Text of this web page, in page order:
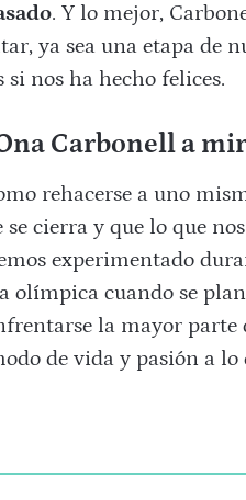
. Y lo mejor,
ya sea una etapa de
nos ha hecho felices.
Carbonell a
rehacerse a uno
cierra y que lo que
experimentado
olímpica cuando se
la mayor parte
de vida y pasión a lo